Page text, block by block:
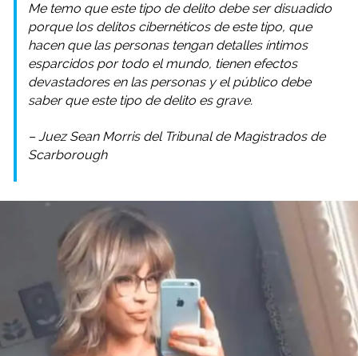
Me temo que este tipo de delito debe ser disuadido
porque los delitos cibernéticos de este tipo, que
hacen que las personas tengan detalles íntimos
esparcidos por todo el mundo, tienen efectos
devastadores en las personas y el público debe
saber que este tipo de delito es grave.
– Juez Sean Morris del Tribunal de Magistrados de
Scarborough